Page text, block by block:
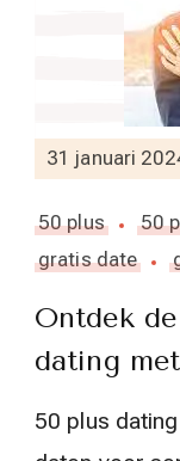
31 januari
50 plus 50
gratis date
Ontdek
dating
50 plus